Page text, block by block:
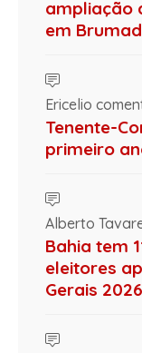
ampliação
em
Ericelio
Tenente-
primeiro
Alberto
Bahia tem
eleitores
Gerais 2026